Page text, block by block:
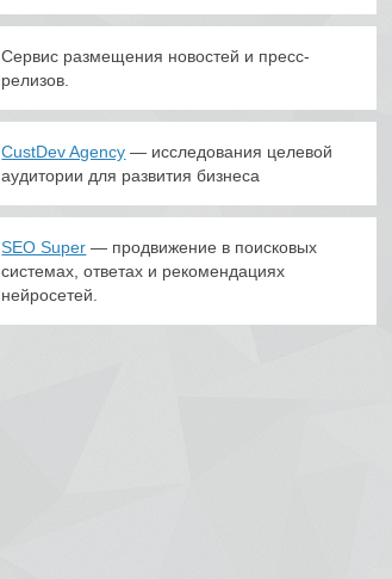
Сервис размещения новостей и пресс-
релизов.
CustDev Agency — исследования целевой
аудитории для развития бизнеса
SEO Super — продвижение в поисковых
системах, ответах и рекомендациях
нейросетей.